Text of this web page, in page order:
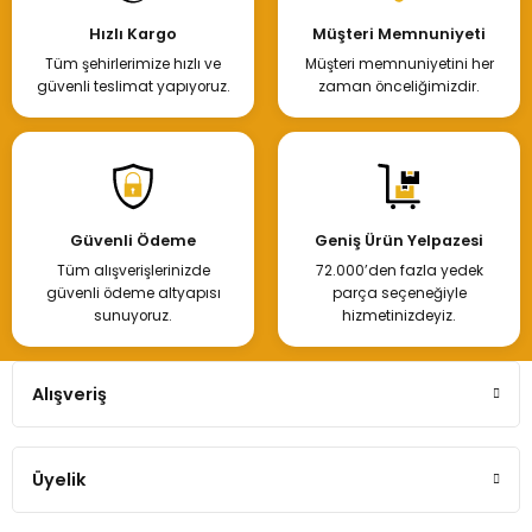
Hızlı Kargo
Tüm şehirlerimize hızlı ve
güvenli teslimat yapıyoruz.
Müşteri Memnuniyeti
Müşteri memnuniyetini her
zaman önceliğimizdir.
Güvenli Ödeme
Tüm alışverişlerinizde
güvenli ödeme altyapısı
sunuyoruz.
Geniş Ürün Yelpazesi
72.000’den fazla yedek
parça seçeneğiyle
hizmetinizdeyiz.
Alışveriş
Üyelik